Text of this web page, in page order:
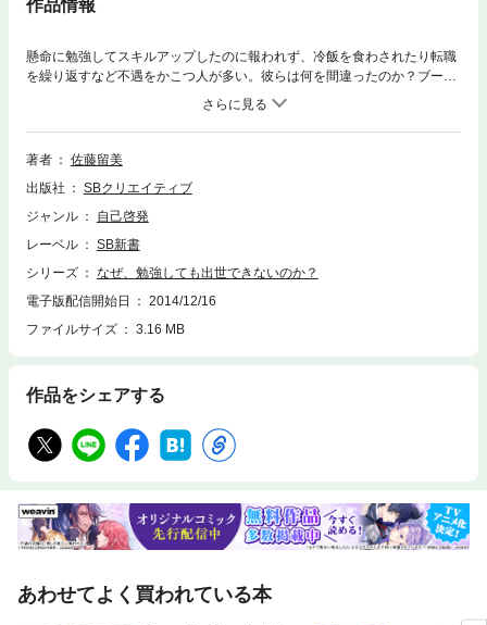
作品情報
懸命に勉強してスキルアップしたのに報われず、冷飯を食わされたり転職
を繰り返すなど不遇をかこつ人が多い。彼らは何を間違ったのか？ブーム
に乗り、スキルアップ教にはまった人たちの現在を追うと同時に、今求め
られている「脱スキル」の仕事術を紹介する。
著者
佐藤留美
出版社
SBクリエイティブ
ジャンル
自己啓発
レーベル
SB新書
シリーズ
なぜ、勉強しても出世できないのか？
電子版配信開始日
2014/12/16
ファイルサイズ
3.16 MB
作品をシェアする
あわせてよく買われている本